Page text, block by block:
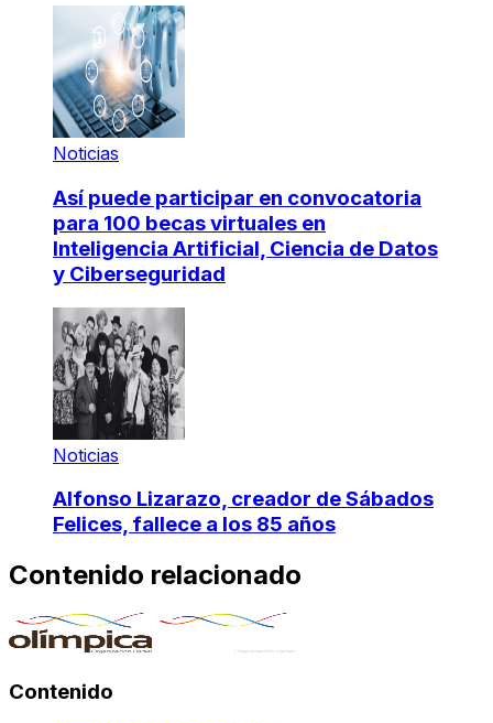
Noticias
Así puede participar en convocatoria
para 100 becas virtuales en
Inteligencia Artificial, Ciencia de Datos
y Ciberseguridad
Noticias
Alfonso Lizarazo, creador de Sábados
Felices, fallece a los 85 años
Contenido relacionado
Contenido